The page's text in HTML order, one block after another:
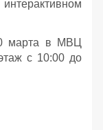
марта в МВЦ
с 10:00 до